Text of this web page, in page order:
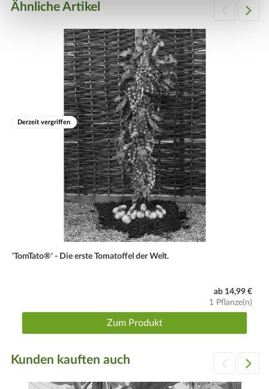
Am besten gedeihen Tomaten, wenn sie von oben durch Folie,
Glas oder einem Dachüberstand vor Regen geschützt sind
Ähnliche Artikel
Derzeit vergriffen
'TomTato®' - Die erste Tomatoffel der Welt.
ab 14,99 €
1 Pflanze(n)
Zum Produkt
Kunden kauften auch